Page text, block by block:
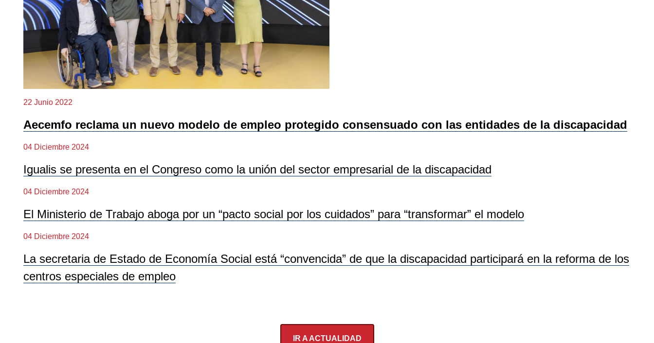
22 Junio 2022
Aecemfo reclama un nuevo modelo de empleo protegido consensuado con las entidades de la discapacidad
04 Diciembre 2024
Igualis se presenta en el Congreso como la unión del sector empresarial de la discapacidad
04 Diciembre 2024
El Ministerio de Trabajo aboga por un “pacto social por los cuidados” para “transformar” el modelo
04 Diciembre 2024
La secretaria de Estado de Economía Social está “convencida” de que la discapacidad participará en la reforma de los
centros especiales de empleo
IR A ACTUALIDAD